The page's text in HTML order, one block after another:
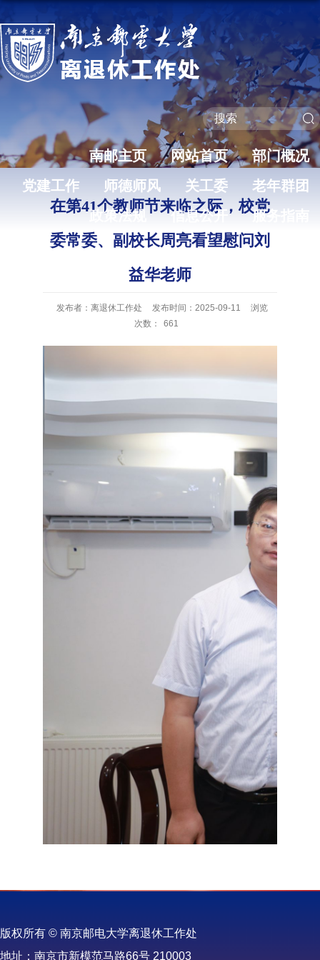
南邮主页 网站首页
部门概况
党建工作
师德师风 关工委
老年群团
政策法规
信息公开 服务指南
在第41个教师节来临之际，校党
委常委、副校长周亮看望慰问刘
益华老师
发布者：离退休工作处 发布时间：2025-09-11
浏览
次数：
661
版权所有 © 南京邮电大学离退休工作处
地址：南京市新模范马路66号 210003